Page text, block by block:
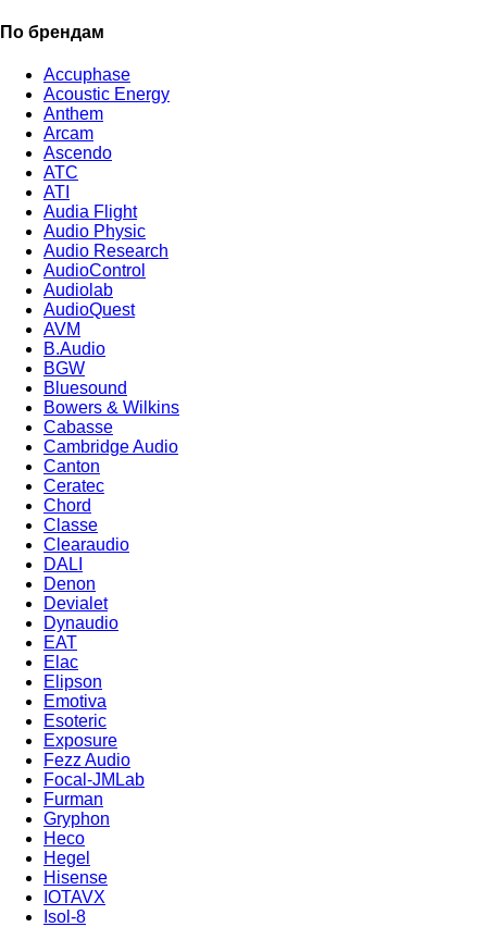
По брендам
Accuphase
Acoustic Energy
Anthem
Arcam
Ascendo
ATC
ATI
Audia Flight
Audio Physic
Audio Research
AudioControl
Audiolab
AudioQuest
AVM
B.Audio
BGW
Bluesound
Bowers & Wilkins
Cabasse
Cambridge Audio
Canton
Ceratec
Chord
Classe
Clearaudio
DALI
Denon
Devialet
Dynaudio
EAT
Elac
Elipson
Emotiva
Esoteric
Exposure
Fezz Audio
Focal-JMLab
Furman
Gryphon
Heco
Hegel
Hisense
IOTAVX
Isol-8